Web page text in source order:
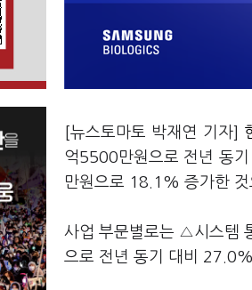
[뉴스토마토 박재연 기자]
억5500만원으로 전년 동
만원으로 18.1% 증가한 것
사업 부문별로는 △시스템
으로 전년 동기 대비